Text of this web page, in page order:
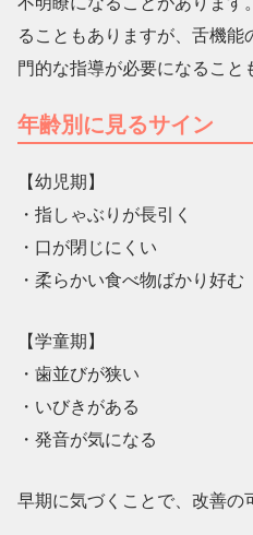
ることもありますが、舌機
門的な指導が必要になること
年齢別に見るサイン
【幼児期】
・指しゃぶりが長引く
・口が閉じにくい
・柔らかい食べ物ばかり好む
【学童期】
・歯並びが狭い
・いびきがある
・発音が気になる
早期に気づくことで、改善の